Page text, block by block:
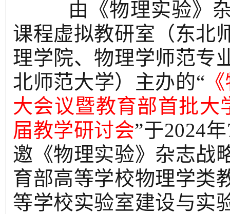
由《物理实验》
课程虚拟教研室（东北
理学院、物理学师范专
北师范大学）主办的“
大会议暨教育部首批大
届教学研讨会”于2024
邀《物理实验》杂志战
育部高等学校物理学类
等学校实验室建设与实